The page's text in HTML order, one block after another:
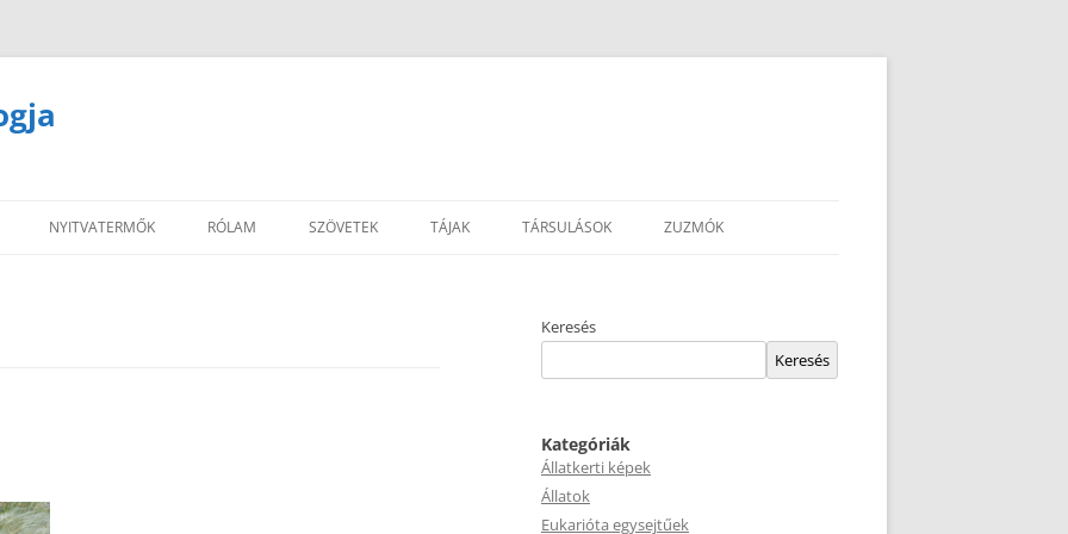
NYITVATERMŐK RÓLAM SZÖVETEK TÁJAK TÁRSULÁSOK ZUZMÓK
Keresés
Keresés
Kategóriák
Állatkerti képek
Állatok
Eukarióta egysejtűek